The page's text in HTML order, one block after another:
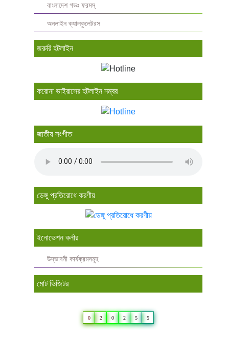
বাংলাদেশ গভঃ ফরমস্‌
অনলাইন ক্যালকুলেটরস
জরুরি হটলাইন
করোনা ভাইরাসের হটলাইন নম্বর
জাতীয় সংগীত
ডেঙ্গু প্রতিরোধে করণীয়
ইনোভেশন কর্নার
উদ্ভাবনী কার্যক্রমসমূহ
মোট ভিজিটর
0 2 0 2 5 5